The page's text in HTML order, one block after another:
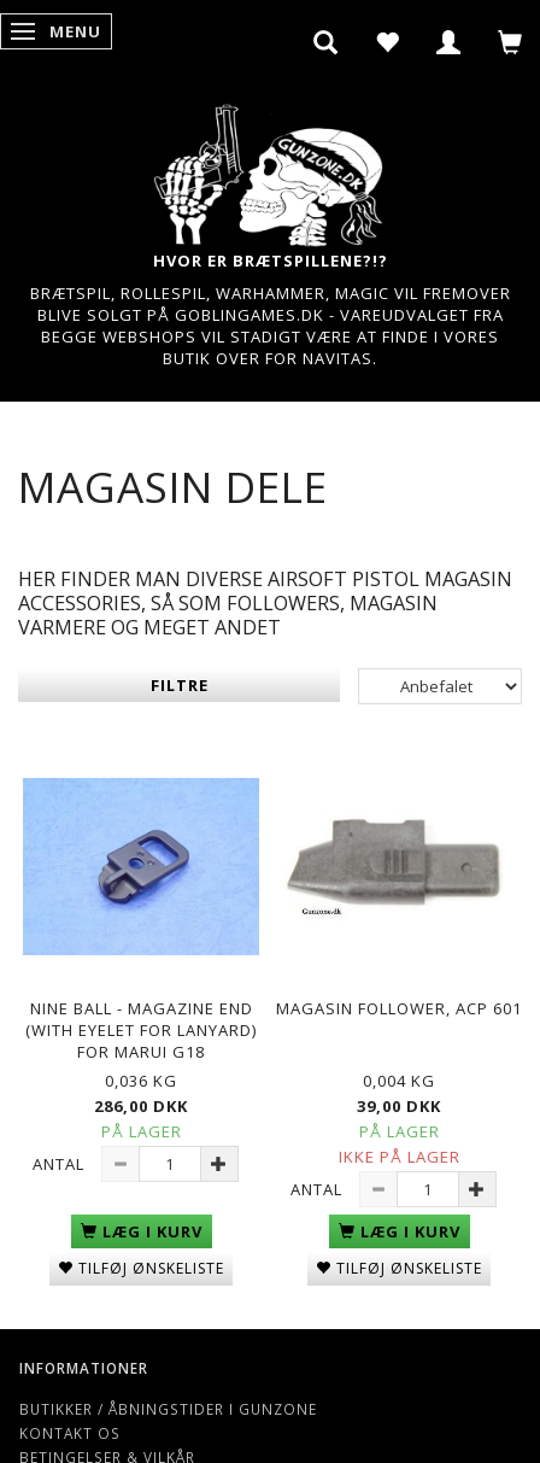
SKIFTE NAVIGATION
MENU
HVOR ER BRÆTSPILLENE?!?
BRÆTSPIL, ROLLESPIL, WARHAMMER, MAGIC VIL FREMOVER
BLIVE SOLGT PÅ GOBLINGAMES.DK - VAREUDVALGET FRA
BEGGE WEBSHOPS VIL STADIGT VÆRE AT FINDE I VORES
BUTIK OVER FOR NAVITAS.
MAGASIN DELE
HER FINDER MAN DIVERSE AIRSOFT PISTOL MAGASIN
ACCESSORIES, SÅ SOM FOLLOWERS, MAGASIN
VARMERE OG MEGET ANDET
FILTRE
NINE BALL - MAGAZINE END
(WITH EYELET FOR LANYARD)
FOR MARUI G18
0,036 KG
286,00 DKK
PÅ LAGER
ANTAL
LÆG I KURV
TILFØJ ØNSKELISTE
MAGASIN FOLLOWER, ACP 601
0,004 KG
39,00 DKK
PÅ LAGER
IKKE PÅ LAGER
ANTAL
LÆG I KURV
TILFØJ ØNSKELISTE
INFORMATIONER
BUTIKKER / ÅBNINGSTIDER I GUNZONE
KONTAKT OS
BETINGELSER & VILKÅR